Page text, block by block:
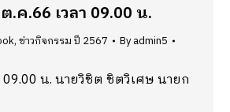
ค.66 เวลา 09.00 น.
,ข่าวกิจกรรม ปี 2567 Byadmin5
09.00 น. นายวิชิต ชิตวิเศษ นายก